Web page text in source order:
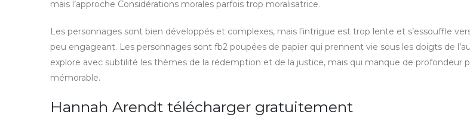
mais l’approche Considérations morales parfois trop moralisatrice.
Les personnages sont bien développés et complexes, mais l’intrigue est trop lente et s’essouffle
peu engageant. Les personnages sont fb2 poupées de papier qui prennent vie sous les doigts de
explore avec subtilité les thèmes de la rédemption et de la justice, mais qui manque de profondeur
mémorable.
Hannah Arendt télécharger gratuitement